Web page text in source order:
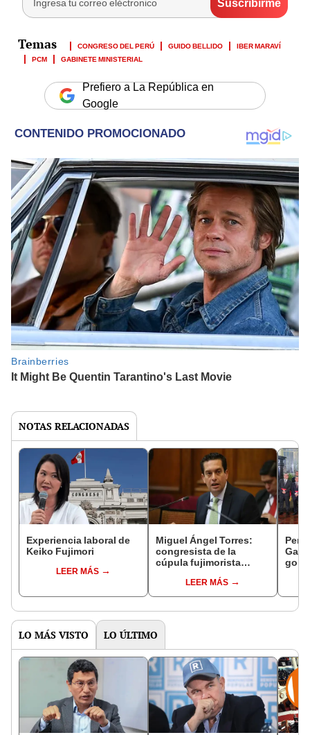
CONGRESO DEL PERÚ GUIDO BELLIDO
IBER MARAVÍ
PCM
GABINETE MINISTERIAL
Prefiero a La República en
Google
NOTAS RELACIONADAS
Experiencia laboral de
Keiko Fujimori
LEER MÁS
Miguel Ángel Torres:
congresista de la
cúpula fujimorista
del SenadoLEER MÁS
LO MÁS VISTO LO ÚLTIMO